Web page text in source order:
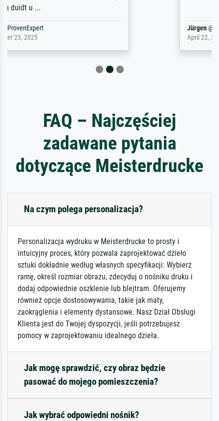
Jürgen
FAQ – Najczęściej
zadawane pytania
dotyczące Meisterdrucke
Na czym polega personalizacja?
Personalizacja wydruku w Meisterdrucke to prosty i
intuicyjny proces, który pozwala zaprojektować dzieło
sztuki dokładnie według własnych specyfikacji: Wybierz
ramę, określ rozmiar obrazu, zdecyduj o nośniku druku i
dodaj odpowiednie oszklenie lub blejtram. Oferujemy
również opcje dostosowywania, takie jak maty,
zaokrąglenia i elementy dystansowe. Nasz Dział Obsługi
Klienta jest do Twojej dyspozycji, jeśli potrzebujesz
pomocy w zaprojektowaniu idealnego dzieła.
Jak mogę sprawdzić, czy obraz będzie
pasować do mojego pomieszczenia?
Jak wybrać odpowiedni nośnik?